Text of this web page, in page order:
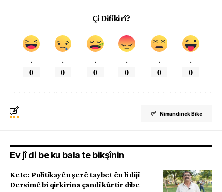
Çi Difikirî?
.
0
.
0
.
0
.
0
.
0
.
0
Nirxandinek Bike
Ev jî di be ku bala te bikşînin
Kete: Polîtîkayên şerê taybet ên li dijî
Dersimê bi qirkirina çandî kûrtir dibe